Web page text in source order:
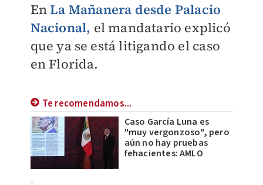
EnLa Mañanera desde Palacio
Nacional, el mandatario explicó
que ya se está litigando el caso
en Florida.
Te recomendamos...
Caso García Luna es
"muy vergonzoso", pero
aún no hay pruebas
fehacientes: AMLO